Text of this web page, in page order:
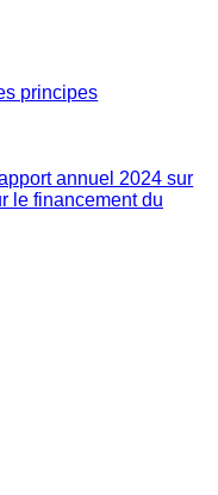
principes
annuel 2024 sur
le financement du